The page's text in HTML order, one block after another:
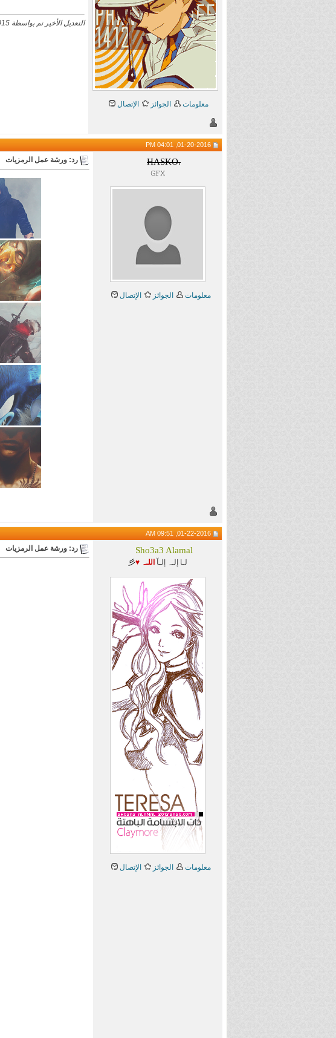
معلومات الجوائز الإتصال
التعديل الأخير تم بواسطة Қaito ҚiḒ ; 10-23-2015 الساعة
HASKO.
𝙶𝙵𝚇
معلومات الجوائز الإتصال
رد: ورشة عمل الرمزيات
Sho3a3 Alamal
لـا إلـہ إلـآ اللـہ ♥彡
معلومات الجوائز الإتصال
رد: ورشة عمل الرمزيات